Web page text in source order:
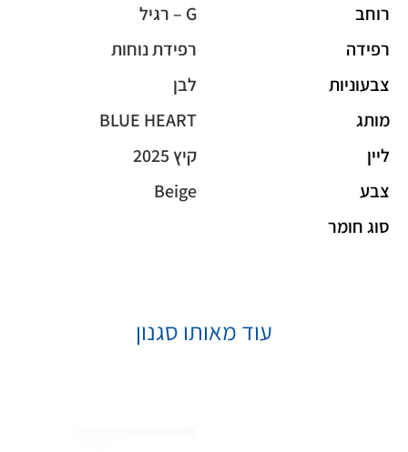
רוחב
G – רגיל
רפידה
רפידת נוחות
צבעוניות
לבן
מותג
BLUE HEART
ליין
קיץ 2025
צבע
Beige
סוג חומר
עוד מאותו סגנון